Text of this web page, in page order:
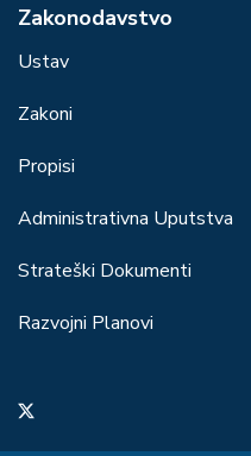
Zakonodavstvo
Ustav
Zakoni
Propisi
Administrativna Uputstva
Strateški Dokumenti
Razvojni Planovi